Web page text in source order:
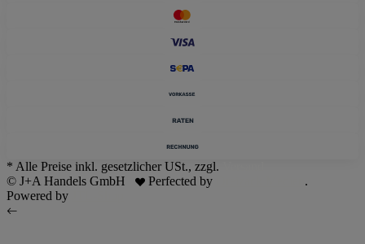
* Alle Preise inkl. gesetzlicher USt., zzgl.
© J+A Handels GmbH
Perfected by
.
Powered by